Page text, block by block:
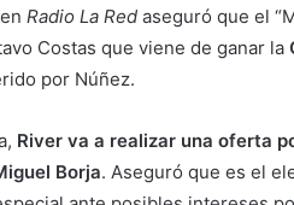
en Radio La Red aseguró que el
Costas que viene de ganar la
por Núñez.
River va a realizar una oferta
Borja. Aseguró que es el